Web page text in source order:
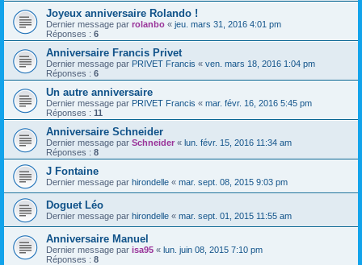
Joyeux anniversaire Rolando !
Dernier message par rolanbo « jeu. mars 31, 2016 4:01 pm
Réponses : 6
Anniversaire Francis Privet
Dernier message par PRIVET Francis « ven. mars 18, 2016 1:04 pm
Réponses : 6
Un autre anniversaire
Dernier message par PRIVET Francis « mar. févr. 16, 2016 5:45 pm
Réponses : 11
Anniversaire Schneider
Dernier message par Schneider « lun. févr. 15, 2016 11:34 am
Réponses : 8
J Fontaine
Dernier message par hirondelle « mar. sept. 08, 2015 9:03 pm
Doguet Léo
Dernier message par hirondelle « mar. sept. 01, 2015 11:55 am
Anniversaire Manuel
Dernier message par isa95 « lun. juin 08, 2015 7:10 pm
Réponses : 8